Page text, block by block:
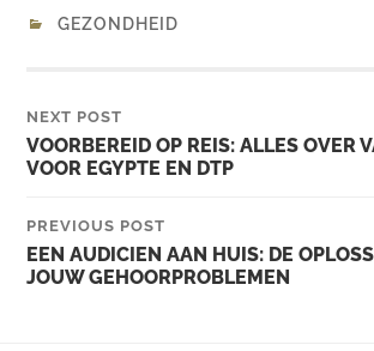
GEZONDHEID
NEXT POST
VOORBEREID OP REIS: ALLES OVER
VOOR EGYPTE EN DTP
PREVIOUS POST
EEN AUDICIEN AAN HUIS: DE
JOUW GEHOORPROBLEMEN